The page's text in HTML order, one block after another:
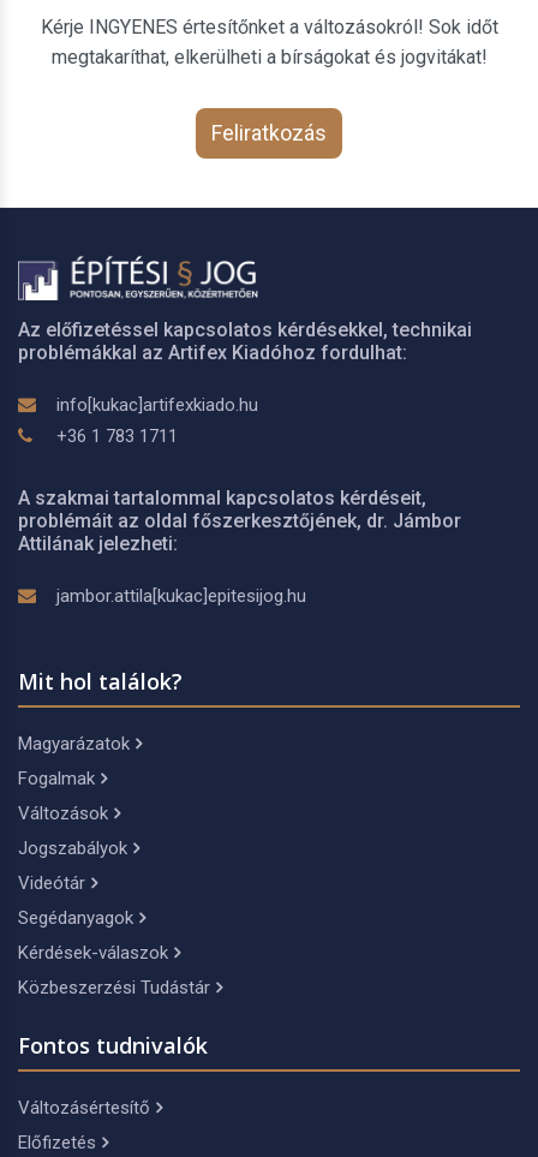
Kérje INGYENES értesítőnket a változásokról! Sok időt
megtakaríthat, elkerülheti a bírságokat és jogvitákat!
Feliratkozás
Az előfizetéssel kapcsolatos kérdésekkel, technikai
problémákkal az Artifex Kiadóhoz fordulhat:
info[kukac]artifexkiado.hu
+36 1 783 1711
A szakmai tartalommal kapcsolatos kérdéseit,
problémáit az oldal főszerkesztőjének, dr. Jámbor
Attilának jelezheti:
jambor.attila[kukac]epitesijog.hu
Mit hol találok?
Magyarázatok
Fogalmak
Változások
Jogszabályok
Videótár
Segédanyagok
Kérdések-válaszok
Közbeszerzési Tudástár
Fontos tudnivalók
Változásértesítő
Előfizetés